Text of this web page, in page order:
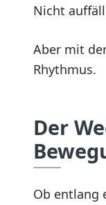
Nicht
Aber mit
Rhythmus.
Der
Ob entlang